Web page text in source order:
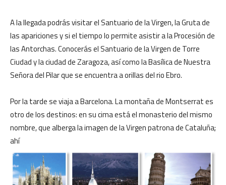
A la llegada podrás visitar el Santuario de la Virgen, la Gruta de
las apariciones y si el tiempo lo permite asistir a la Procesión de
las Antorchas. Conocerás el Santuario de la Virgen de Torre
Ciudad y la ciudad de Zaragoza, así como la Basílica de Nuestra
Señora del Pilar que se encuentra a orillas del rio Ebro.
Por la tarde se viaja a Barcelona. La montaña de Montserrat es
otro de los destinos: en su cima está el monasterio del mismo
nombre, que alberga la imagen de la Virgen patrona de Cataluña;
ahí